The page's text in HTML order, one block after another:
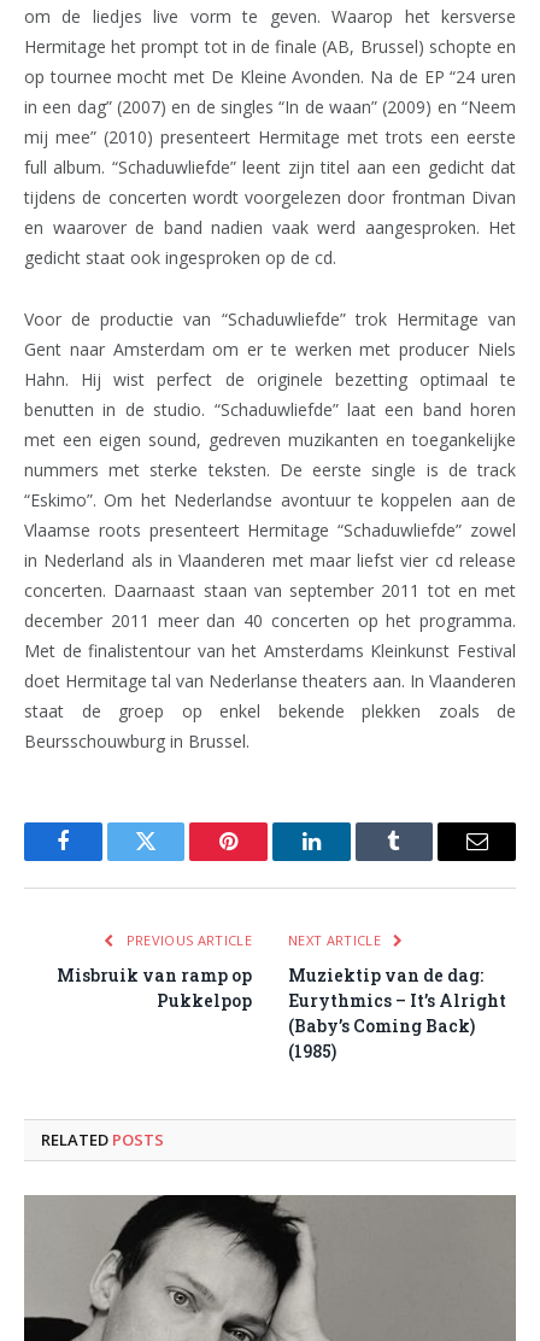
om de liedjes live vorm te geven. Waarop het kersverse
Hermitage het prompt tot in de finale (AB, Brussel) schopte en
op tournee mocht met De Kleine Avonden. Na de EP “24 uren
in een dag” (2007) en de singles “In de waan” (2009) en “Neem
mij mee” (2010) presenteert Hermitage met trots een eerste
full album. “Schaduwliefde” leent zijn titel aan een gedicht dat
tijdens de concerten wordt voorgelezen door frontman Divan
en waarover de band nadien vaak werd aangesproken. Het
gedicht staat ook ingesproken op de cd.
Voor de productie van “Schaduwliefde” trok Hermitage van
Gent naar Amsterdam om er te werken met producer Niels
Hahn. Hij wist perfect de originele bezetting optimaal te
benutten in de studio. “Schaduwliefde” laat een band horen
met een eigen sound, gedreven muzikanten en toegankelijke
nummers met sterke teksten. De eerste single is de track
“Eskimo”. Om het Nederlandse avontuur te koppelen aan de
Vlaamse roots presenteert Hermitage “Schaduwliefde” zowel
in Nederland als in Vlaanderen met maar liefst vier cd release
concerten. Daarnaast staan van september 2011 tot en met
december 2011 meer dan 40 concerten op het programma.
Met de finalistentour van het Amsterdams Kleinkunst Festival
doet Hermitage tal van Nederlanse theaters aan. In Vlaanderen
staat de groep op enkel bekende plekken zoals de
Beursschouwburg in Brussel.
FacebookTwitter Pinterest LinkedInTumblr Email
PREVIOUS ARTICLE
Misbruik van ramp op
Pukkelpop
NEXT ARTICLE
Muziektip van de dag:
Eurythmics – It’s Alright
(Baby’s Coming Back)
(1985)
RELATED POSTS